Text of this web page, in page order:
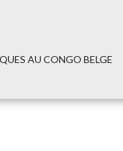
AU CONGO BELGE